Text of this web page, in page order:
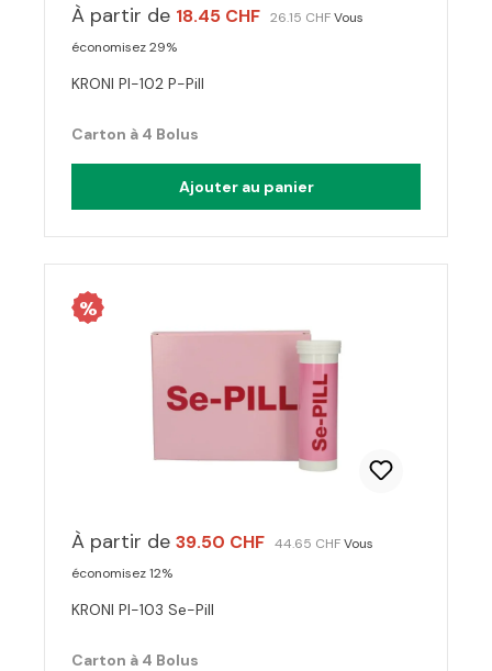
À partir de 18.45 CHF 26.15 CHFVous
économisez 29%
KRONI PI-102 P-Pill
Carton à 4 Bolus
Ajouter au panier
%
À partir de 39.50 CHF 44.65 CHFVous
économisez 12%
KRONI PI-103 Se-Pill
Carton à 4 Bolus